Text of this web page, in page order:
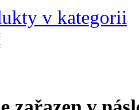
v kategorii